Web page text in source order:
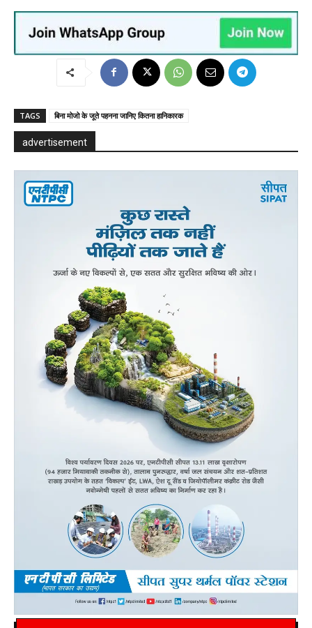
TAGS बिना मोजो के जूते पहनना जानिए कितना हानिकारक
advertisement